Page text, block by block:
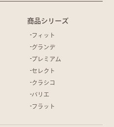
商品シリーズ
フィット
グランデ
プレミアム
セレクト
クラシコ
バリエ
フラット